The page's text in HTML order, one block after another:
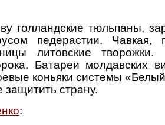
голландские тюльпаны,
педерастии. Чавкая,
литовские
Батареи молдавских
коньяки системы
страну.
: